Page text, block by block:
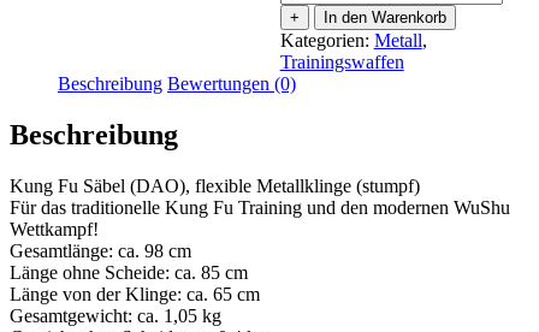
Fu
Säbel
(DAO)
Metall
ca
+ In den Warenkorb
Kategorien: Metall,
Trainingswaffen
Beschreibung Bewertungen (0)
Beschreibung
Kung Fu Säbel (DAO), flexible Metallklinge (stumpf)
Für das traditionelle Kung Fu Training und den modernen WuShu
Wettkampf!
Gesamtlänge: ca. 98 cm
Länge ohne Scheide: ca. 85 cm
Länge von der Klinge: ca. 65 cm
Gesamtgewicht: ca. 1,05 kg